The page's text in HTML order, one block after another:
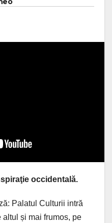
occidentală.
Palatul Culturii intră
și mai frumos, pe